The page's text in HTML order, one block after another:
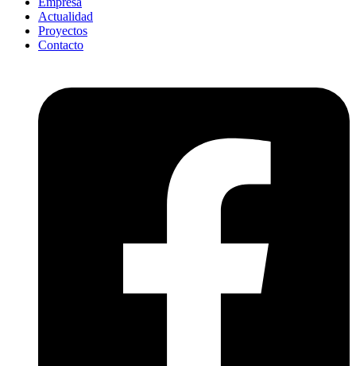
Actualidad
Proyectos
Contacto